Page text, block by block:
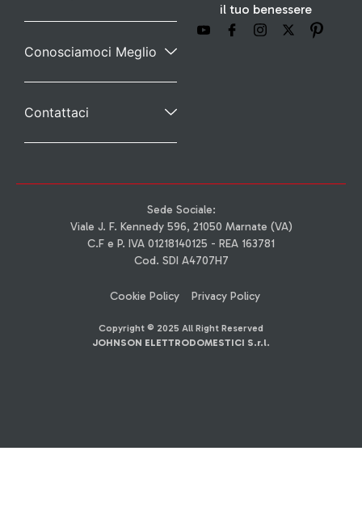
il tuo benessere
Conosciamoci Meglio
Contattaci
Sede Sociale:
Viale J. F. Kennedy 596, 21050 Marnate (VA)
C.F e P. IVA 01218140125 - REA 163781
Cod. SDI A4707H7
Cookie Policy Privacy Policy
Copyright © 2025 All Right Reserved
JOHNSON ELETTRODOMESTICI S.r.l.